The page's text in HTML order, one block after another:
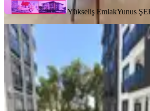
Yükseliş EmlakYunus
SIFIR BİNA
Site İçerisinde Lüx
Manavgat, Kavaklı Mahallesi
1+1 ·50 m²· 1. Kat ·
3.800.000 ₺